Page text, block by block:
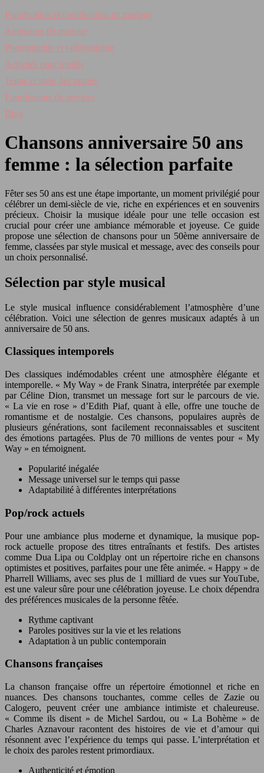
Planification et coordination de mariage
Animation de mariage
Photographie et vidéographie
Activités pour invités
Tenue et style des mariés
Fournisseurs de services
Blog
Chansons anniversaire 50 ans
femme : la sélection parfaite
Fêter ses 50 ans est une étape importante, un moment privilégié pour
célébrer un demi-siècle de vie, riche en expériences et en souvenirs
précieux. Choisir la musique idéale pour une telle occasion est
crucial pour créer une ambiance mémorable et joyeuse. Ce guide
propose une sélection de chansons pour un 50ème anniversaire de
femme, classées par style musical et message, avec des conseils pour
un choix personnalisé.
Sélection par style musical
Le style musical influence considérablement l’atmosphère d’une
célébration. Voici une sélection de genres musicaux adaptés à un
anniversaire de 50 ans.
Classiques intemporels
Des classiques indémodables créent une atmosphère élégante et
intemporelle. « My Way » de Frank Sinatra, interprétée par exemple
par Céline Dion, transmet un message fort sur le parcours de vie.
« La vie en rose » d’Edith Piaf, quant à elle, offre une touche de
romantisme et de nostalgie. Ces chansons, populaires auprès de
plusieurs générations, sont facilement reconnaissables et suscitent
des émotions partagées. Plus de 70 millions de ventes pour « My
Way » en témoignent.
Popularité inégalée
Message universel sur le temps qui passe
Adaptabilité à différentes interprétations
Pop/rock actuels
Pour une ambiance plus moderne et dynamique, la musique pop-
rock actuelle propose des titres entraînants et festifs. Des artistes
comme Dua Lipa ou Coldplay ont un répertoire riche en chansons
optimistes et positives, parfaites pour une fête animée. « Happy » de
Pharrell Williams, avec ses plus de 1 milliard de vues sur YouTube,
est une valeur sûre pour une célébration joyeuse. Le choix dépendra
des préférences musicales de la personne fêtée.
Rythme captivant
Paroles positives sur la vie et les relations
Adaptation à un public contemporain
Chansons françaises
La chanson française offre un répertoire émotionnel et riche en
nuances. Des chansons touchantes, comme celles de Zazie ou
Calogero, peuvent créer une ambiance intimiste et chaleureuse.
« Comme ils disent » de Michel Sardou, ou « La Bohème » de
Charles Aznavour racontent des histoires de vie et d’amour qui
résonnent avec l’expérience du temps qui passe. L’interprétation et
le choix des paroles restent primordiaux.
Authenticité et émotion